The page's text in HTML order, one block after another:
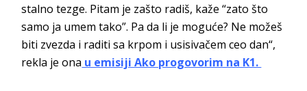
stalno tezge. Pitam je zašto radiš, kaže “zato što
samo ja umem tako”. Pa da li je moguće? Ne možeš
biti zvezda i raditi sa krpom i usisivačem ceo dan“,
rekla je ona u emisiji Ako progovorim na K1.